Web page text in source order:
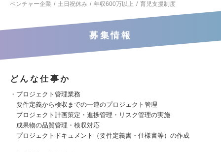
ベンチャー企業
土日祝休み 年収600万以上 育児支援制度
募集情報
どんな仕事か
・プロジェクト管理業務
要件定義から検収までの一連のプロジェクト管理
プロジェクト計画策定・進捗管理・リスク管理の実施
成果物の品質管理・検収対応
プロジェクトドキュメント（要件定義書・仕様書等）の作成